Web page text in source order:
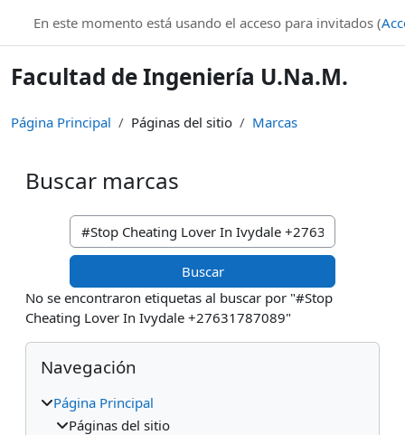
En este momento está usando el acceso para invitados (
Facultad de Ingeniería U.Na.M.
Página Principal Páginas del sitio Marcas
Buscar marcas
Buscar marcas
No se encontraron etiquetas al buscar por "#Stop
Cheating Lover In Ivydale +27631787089"
Bloques
Salta Navegación
Navegación
Página Principal
Páginas del sitio